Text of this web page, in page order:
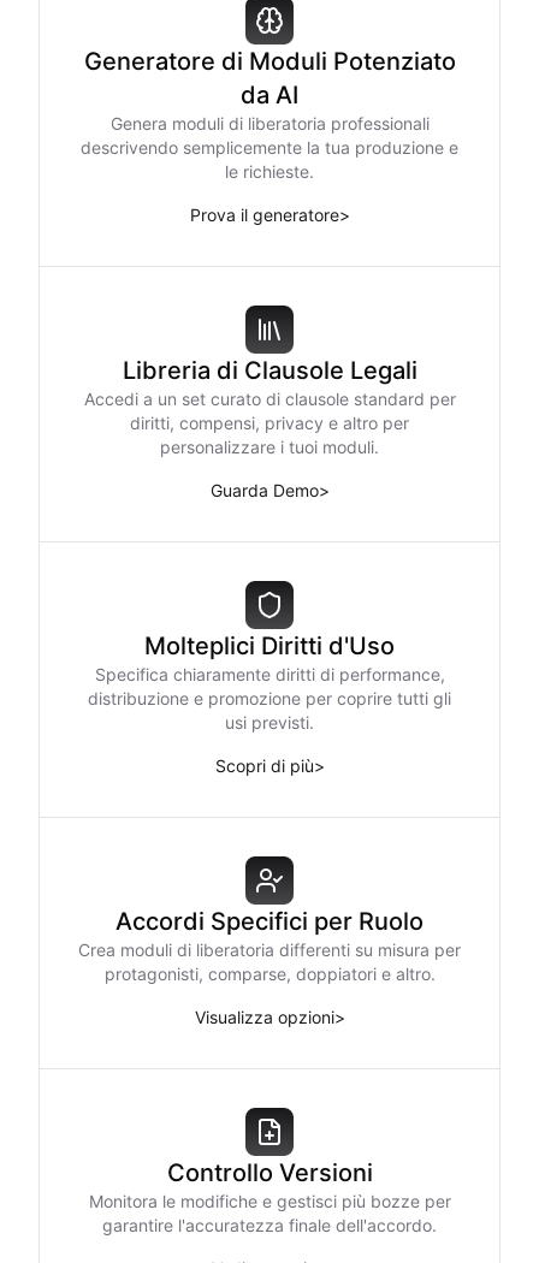
Generatore di Moduli Potenziato
da AI
Genera moduli di liberatoria professionali
descrivendo semplicemente la tua produzione e
le richieste.
Prova il generatore>
Libreria di Clausole Legali
Accedi a un set curato di clausole standard per
diritti, compensi, privacy e altro per
personalizzare i tuoi moduli.
Guarda Demo>
Molteplici Diritti d'Uso
Specifica chiaramente diritti di performance,
distribuzione e promozione per coprire tutti gli
usi previsti.
Scopri di più>
Accordi Specifici per Ruolo
Crea moduli di liberatoria differenti su misura per
protagonisti, comparse, doppiatori e altro.
Visualizza opzioni>
Controllo Versioni
Monitora le modifiche e gestisci più bozze per
garantire l'accuratezza finale dell'accordo.